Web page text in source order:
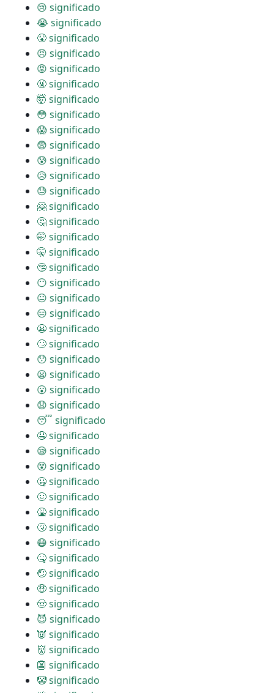
😢 significado
😭 significado
😤 significado
😠 significado
😡 significado
🤬 significado
🤯 significado
😳 significado
😱 significado
😨 significado
😰 significado
😥 significado
😓 significado
🤗 significado
🤔 significado
🤭 significado
🤫 significado
🤥 significado
😶 significado
😐 significado
😑 significado
😬 significado
🙄 significado
😯 significado
😦 significado
😮 significado
😧 significado
😴 significado
🤤 significado
😪 significado
😵 significado
🤐 significado
🤢 significado
🤮 significado
🤧 significado
😷 significado
🤒 significado
🤕 significado
🤑 significado
🤠 significado
😈 significado
👿 significado
👹 significado
👺 significado
🤡 significado